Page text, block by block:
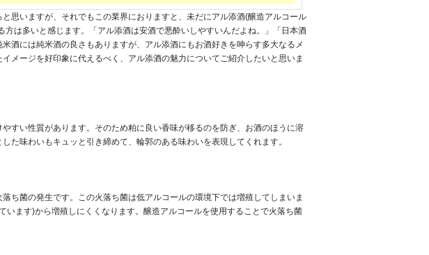
思いますが、それでもこの業界におりますと、未だにアル添酒(醸造アルコール
は多いと感じます。「アル添酒は安酒で悪酔いしやすいんだよね。」「日本酒
酒には純米酒の良さもありますが、アル添酒にもお酒好きを呻らす多大なるメ
メージを好印象に代えるべく、アル添酒の魅力についてご紹介したいと思いま
すい性質があります。そのため粕に良い香味が移るのを防ぎ、お酒のほうに溶
た味わいもキュッと引き締めて、輪郭のある味わいを表現してくれます。
ち菌の発生です。この火落ち菌は低アルコールの環境下では増殖してしまいま
います)から増殖しにくくなります。醸造アルコールを使用することで火落ち菌